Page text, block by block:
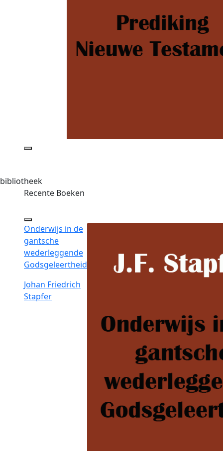
bibliotheek
Recente Boeken
Onderwijs in de
gantsche
wederleggende
Godsgeleertheid
Johan Friedrich
Stapfer